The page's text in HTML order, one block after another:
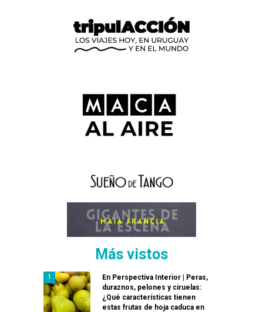
Más vistos
En Perspectiva Interior | Peras,
duraznos, pelones y ciruelas:
¿Qué características tienen
estas frutas de hoja caduca en